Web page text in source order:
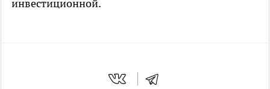
инвестиционной.